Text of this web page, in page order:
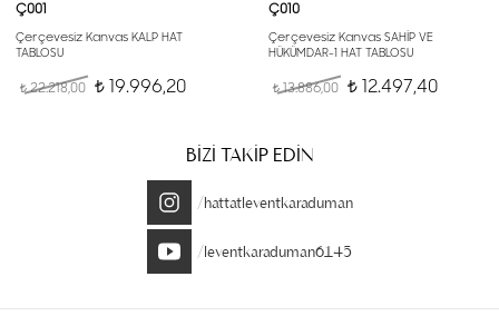
Ç001
Çerçevesiz Kanvas KALP HAT
TABLOSU
t22.218,00 t 19.996,20
Ç010
Çerçevesiz Kanvas SAHİP VE
HÜKÜMDAR-1 HAT TABLOSU
t13.886,00 t 12.497,40
BİZİ TAKİP EDİN
/hattatleventkaraduman
/leventkaraduman6145